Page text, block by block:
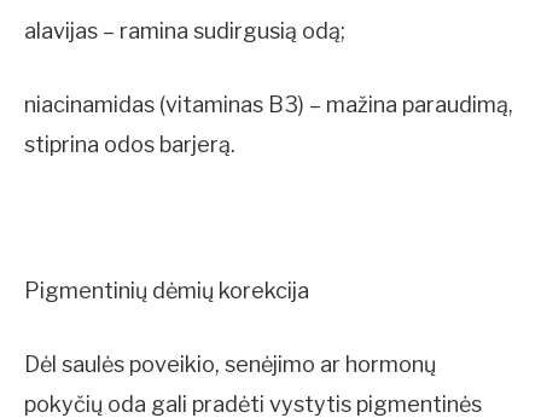
alavijas – ramina sudirgusią odą;
niacinamidas (vitaminas B3) – mažina paraudimą,
stiprina odos barjerą.
Pigmentinių dėmių korekcija
Dėl saulės poveikio, senėjimo ar hormonų
pokyčių oda gali pradėti vystytis pigmentinės